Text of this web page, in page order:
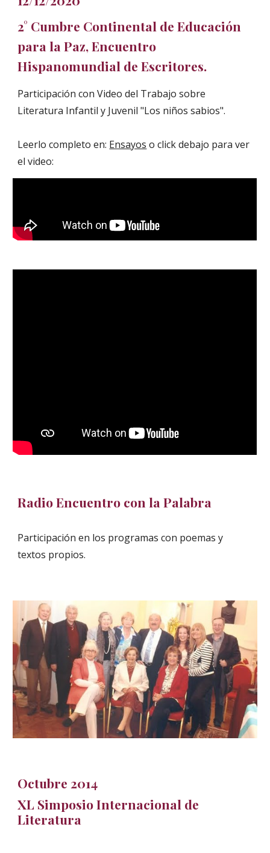
2° Cumbre Continental de Educación
para la Paz, Encuentro
Hispanomundial de Escritores.
Participación con Video del Trabajo sobre
Literatura Infantil y Juvenil "Los niños sabios".
Leerlo completo en: Ensayos o click debajo para ver
el video:
Radio Encuentro con la Palabra
Participación en los programas con poemas y
textos propios.
Octubre 2014
XL Simposio Internacional de
Literatura